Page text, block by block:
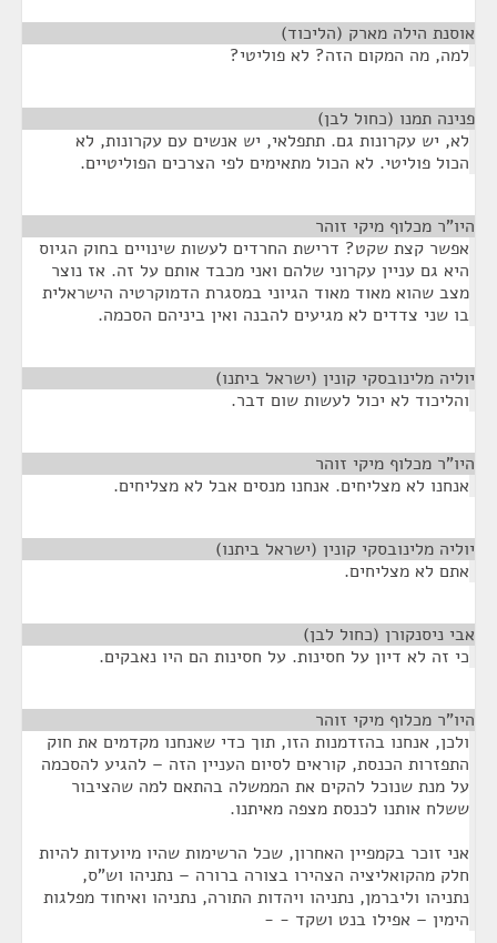
אוסנת הילה מארק (הליכוד)
למה, מה המקום הזה? לא פוליטי?
פנינה תמנו (כחול לבן)
לא, יש עקרונות גם. תתפלאי, יש אנשים עם עקרונות, לא
הכול פוליטי. לא הכול מתאימים לפי הצרכים הפוליטיים.
היו"ר מכלוף מיקי זוהר
אפשר קצת שקט? דרישת החרדים לעשות שינויים בחוק הגיוס
היא גם עניין עקרוני שלהם ואני מכבד אותם על זה. אז נוצר
מצב שהוא מאוד מאוד הגיוני במסגרת הדמוקרטיה הישראלית
בו שני צדדים לא מגיעים להבנה ואין ביניהם הסכמה.
יוליה מלינובסקי קונין (ישראל ביתנו)
והליכוד לא יכול לעשות שום דבר.
היו"ר מכלוף מיקי זוהר
אנחנו לא מצליחים. אנחנו מנסים אבל לא מצליחים.
יוליה מלינובסקי קונין (ישראל ביתנו)
אתם לא מצליחים.
אבי ניסנקורן (כחול לבן)
כי זה לא דיון על חסינות. על חסינות הם היו נאבקים.
היו"ר מכלוף מיקי זוהר
ולכן, אנחנו בהזדמנות הזו, תוך כדי שאנחנו מקדמים את חוק
התפזרות הכנסת, קוראים לסיום העניין הזה – להגיע להסכמה
על מנת שנוכל להקים את הממשלה בהתאם למה שהציבור
ששלח אותנו לכנסת מצפה מאיתנו.
אני זוכר בקמפיין האחרון, שכל הרשימות שהיו מיועדות להיות
חלק מהקואליציה הצהירו בצורה ברורה – נתניהו וש"ס,
נתניהו וליברמן, נתניהו ויהדות התורה, נתניהו ואיחוד מפלגות
הימין – אפילו בנט ושקד - -